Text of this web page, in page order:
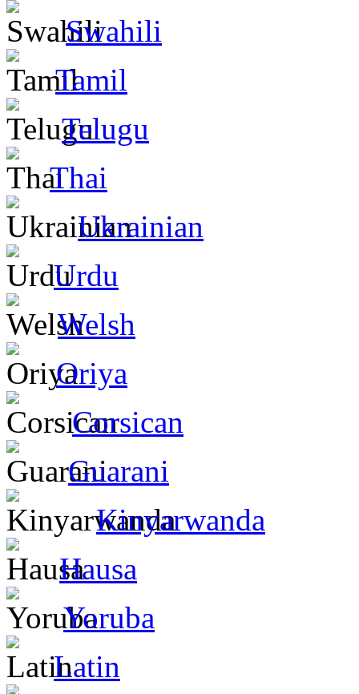
Swahili
Tamil
Telugu
Thai
Ukrainian
Urdu
Welsh
Oriya
Corsican
Guarani
Kinyarwanda
Hausa
Yoruba
Latin